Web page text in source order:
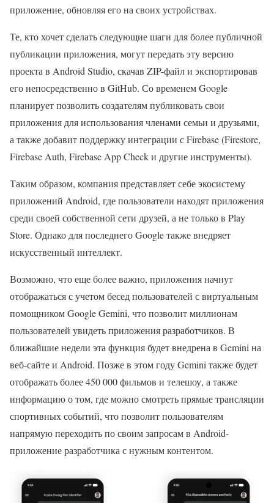
приложение, обновляя его на своих устройствах.
Те, кто хочет сделать следующие шаги для более публичной
публикации приложения, могут передать эту версию
проекта в Android Studio, скачав ZIP-файл и экспортировав
его непосредственно в GitHub. Со временем Google
планирует позволить создателям публиковать свои
приложения для использования членами семьи и друзьями,
а также добавит поддержку интеграции с Firebase (Firestore,
Firebase Auth, Firebase App Check и другие инструменты).
Таким образом, компания представляет себе экосистему
приложений Android, где пользователи находят приложения
среди своей собственной сети друзей, а не только в Play
Store. Однако для последнего Google также внедряет
искусственный интеллект.
Возможно, что еще более важно, приложения начнут
отображаться с учетом бесед пользователей с виртуальным
помощником Google Gemini, что позволит миллионам
пользователей увидеть приложения разработчиков. В
ближайшие недели эта функция будет внедрена в Gemini на
веб-сайте и Android. Позже в этом году Gemini также будет
отображать более 450 000 фильмов и телешоу, а также
информацию о том, где можно смотреть прямые трансляции
спортивных событий, что позволит пользователям
напрямую переходить по своим запросам в Android-
приложение разработчика с нужным контентом.